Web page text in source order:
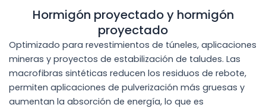
Hormigón proyectado y hormigón
proyectado
Optimizado para revestimientos de túneles, aplicaciones
mineras y proyectos de estabilización de taludes. Las
macrofibras sintéticas reducen los residuos de rebote,
permiten aplicaciones de pulverización más gruesas y
aumentan la absorción de energía, lo que es